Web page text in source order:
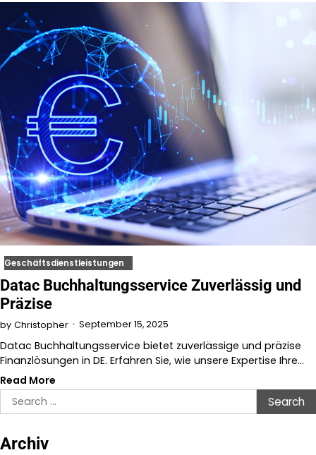
Geschäftsdienstleistungen
Datac Buchhaltungsservice Zuverlässig und
Präzise
by Christopher September 15, 2025
Datac Buchhaltungsservice bietet zuverlässige und präzise
Finanzlösungen in DE. Erfahren Sie, wie unsere Expertise Ihre…
Read More
Search
for:
Archiv